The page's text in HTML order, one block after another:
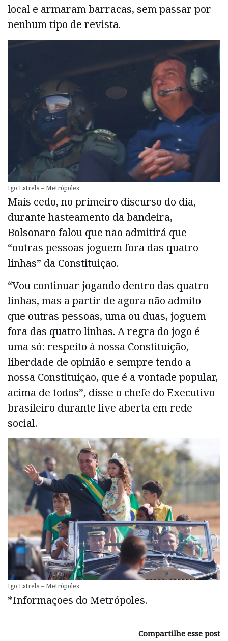
local e armaram barracas, sem passar por
nenhum tipo de revista.
Igo Estrela – Metrópoles
Mais cedo, no primeiro discurso do dia,
durante hasteamento da bandeira,
Bolsonaro falou que não admitirá que
“outras pessoas joguem fora das quatro
linhas” da Constituição.
“Vou continuar jogando dentro das quatro
linhas, mas a partir de agora não admito
que outras pessoas, uma ou duas, joguem
fora das quatro linhas. A regra do jogo é
uma só: respeito à nossa Constituição,
liberdade de opinião e sempre tendo a
nossa Constituição, que é a vontade popular,
acima de todos”, disse o chefe do Executivo
brasileiro durante live aberta em rede
social.
Igo Estrela – Metrópoles
*Informações do Metrópoles.
Compartilhe esse post